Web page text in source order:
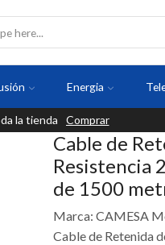
Energia
la tienda Comprar
Cable de
Resistencia
de 1500
Marca: CAMESA
Cable de Retenida